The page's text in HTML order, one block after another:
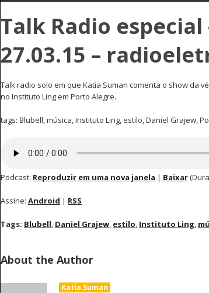
Talk Radio especial
27.03.15 –
Talk radio solo em que Katia Suman comenta o show da
no Instituto Ling em Porto Alegre.
tags: Blubell, música, Instituto Ling, estilo, Daniel Grajew,
Podcast: Reproduzir em uma nova janela | Baixar
Assine: Android | RSS
Tags: Blubell, Daniel Grajew, estilo, Instituto Ling,
About the Author
Katia Suman